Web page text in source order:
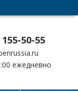
50-55
ежедневно